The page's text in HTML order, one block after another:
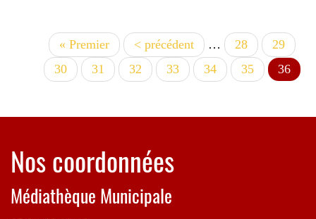
Première
page
« Premier
Page
précédente
< précédent … Page
28 Page
29
Page
30 Page
31 Page
32 Page
33 Page
34 Page
35
Page
36
Nos coordonnées
Médiathèque Municipale